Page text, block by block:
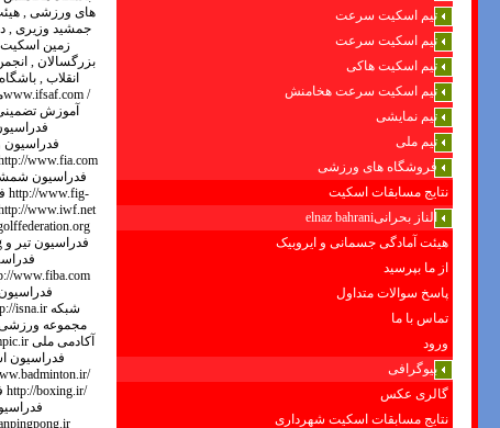
تیم اسکیت سرعت
تیم اسکیت سرعت
تیم اسکیت هاکی
تیم اسکیت سرعت هخامنش
تیم نمایشی
تیم ملی
فروشگاه های ورزشی
نتایج مسابقات اسکیت
الناز بحرانیelnaz bahrani
هیئت آمادگی جسمانی و ایروبیک
از ما بپرسید
پاسخ سوالات متداول
تماس با ما
ورود
بیوگرافی
گالری عکس
نتایج مسابقات اسکیت شهرداری